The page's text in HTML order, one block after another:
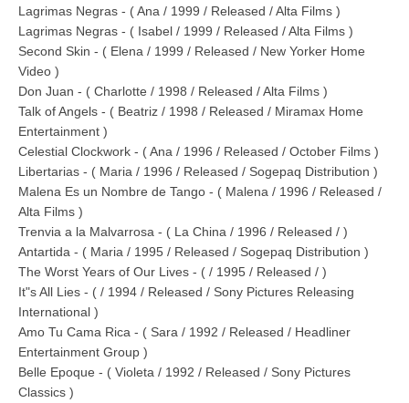
Lagrimas Negras - ( Ana / 1999 / Released / Alta Films )
Lagrimas Negras - ( Isabel / 1999 / Released / Alta Films )
Second Skin - ( Elena / 1999 / Released / New Yorker Home
Video )
Don Juan - ( Charlotte / 1998 / Released / Alta Films )
Talk of Angels - ( Beatriz / 1998 / Released / Miramax Home
Entertainment )
Celestial Clockwork - ( Ana / 1996 / Released / October Films )
Libertarias - ( Maria / 1996 / Released / Sogepaq Distribution )
Malena Es un Nombre de Tango - ( Malena / 1996 / Released /
Alta Films )
Trenvia a la Malvarrosa - ( La China / 1996 / Released / )
Antartida - ( Maria / 1995 / Released / Sogepaq Distribution )
The Worst Years of Our Lives - ( / 1995 / Released / )
It"s All Lies - ( / 1994 / Released / Sony Pictures Releasing
International )
Amo Tu Cama Rica - ( Sara / 1992 / Released / Headliner
Entertainment Group )
Belle Epoque - ( Violeta / 1992 / Released / Sony Pictures
Classics )